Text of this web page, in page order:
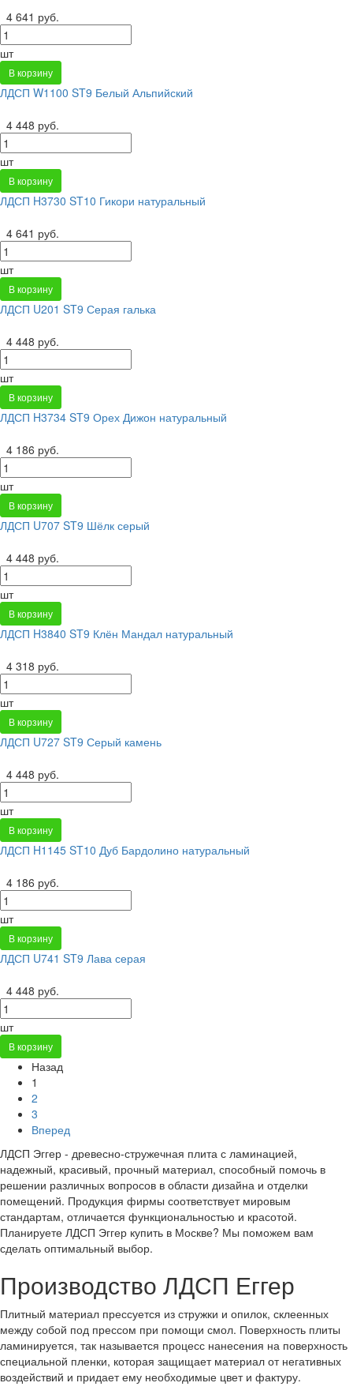
4 641 руб.
шт
В корзину
ЛДСП W1100 ST9 Белый Альпийский
4 448 руб.
шт
В корзину
ЛДСП H3730 ST10 Гикори натуральный
4 641 руб.
шт
В корзину
ЛДСП U201 ST9 Серая галька
4 448 руб.
шт
В корзину
ЛДСП H3734 ST9 Орех Дижон натуральный
4 186 руб.
шт
В корзину
ЛДСП U707 ST9 Шёлк серый
4 448 руб.
шт
В корзину
ЛДСП H3840 ST9 Клён Мандал натуральный
4 318 руб.
шт
В корзину
ЛДСП U727 ST9 Серый камень
4 448 руб.
шт
В корзину
ЛДСП H1145 ST10 Дуб Бардолино натуральный
4 186 руб.
шт
В корзину
ЛДСП U741 ST9 Лава серая
4 448 руб.
шт
В корзину
Назад
1
2
3
Вперед
ЛДСП Эггер - древесно-стружечная плита с ламинацией,
надежный, красивый, прочный материал, способный помочь в
решении различных вопросов в области дизайна и отделки
помещений. Продукция фирмы соответствует мировым
стандартам, отличается функциональностью и красотой.
Планируете ЛДСП Эггер купить в Москве? Мы поможем вам
сделать оптимальный выбор.
Производство ЛДСП Еггер
Плитный материал прессуется из стружки и опилок, склеенных
между собой под прессом при помощи смол. Поверхность плиты
ламинируется, так называется процесс нанесения на поверхность
специальной пленки, которая защищает материал от негативных
воздействий и придает ему необходимые цвет и фактуру.